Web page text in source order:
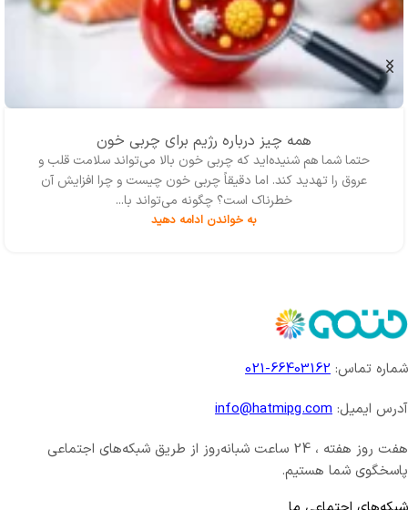
همه چیز درباره‌ رژیم برای چربی خون
حتما شما هم شنیده‌اید که چربی‌ خون بالا می‌تواند سلامت قلب و
عروق را تهدید کند. اما دقیقاً چربی خون چیست و چرا افزایش آن
خطرناک است؟ چگونه می‌تواند با...
به خواندن ادامه دهید
شماره تماس: 66403162-021
آدرس ایمیل: info@hatmipg.com
هفت روز هفته ، 24 ساعت شبانه‌روز از طریق شبکه‌های اجتماعی
پاسخگوی شما هستیم.